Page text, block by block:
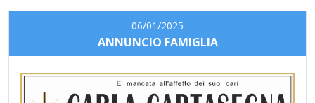
06/01/2025
ANNUNCIO FAMIGLIA